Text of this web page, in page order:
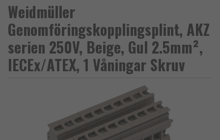
Weidmüller
Genomföringskopplingsplint, AKZ
serien 250V, Beige, Gul 2.5mm²,
IECEx/ATEX, 1 Våningar Skruv